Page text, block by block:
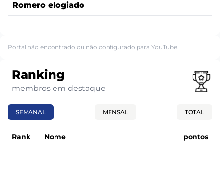
Romero elogiado
Portal não encontrado ou não configurado para YouTube.
Ranking
membros em destaque
SEMANAL MENSAL TOTAL
Rank Nome pontos